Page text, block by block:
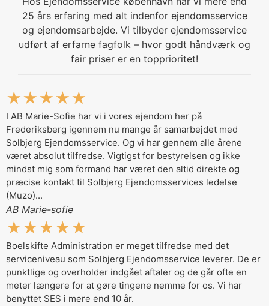
25 års erfaring med alt indenfor ejendomsservice
og ejendomsarbejde. Vi tilbyder ejendomsservice
udført af erfarne fagfolk – hvor godt håndværk og
fair priser er en topprioritet!
★★★★★
I AB Marie-Sofie har vi i vores ejendom her på
Frederiksberg igennem nu mange år samarbejdet med
Solbjerg Ejendomsservice. Og vi har gennem alle årene
været absolut tilfredse. Vigtigst for bestyrelsen og ikke
mindst mig som formand har været den altid direkte og
præcise kontakt til Solbjerg Ejendomsservices ledelse
(Muzo)...
AB Marie-sofie
★★★★★
Boelskifte Administration er meget tilfredse med det
serviceniveau som Solbjerg Ejendomsservice leverer. De er
punktlige og overholder indgået aftaler og de går ofte en
meter længere for at gøre tingene nemme for os. Vi har
benyttet SES i mere end 10 år.